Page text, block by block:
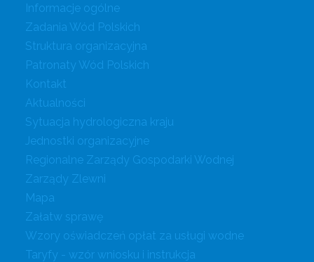
Informacje ogólne
Zadania Wód Polskich
Struktura organizacyjna
Patronaty Wód Polskich
Kontakt
Aktualności
Sytuacja hydrologiczna kraju
Jednostki organizacyjne
Regionalne Zarządy Gospodarki Wodnej
Zarządy Zlewni
Mapa
Załatw sprawę
Wzory oświadczeń opłat za usługi wodne
Taryfy - wzór wniosku i instrukcja